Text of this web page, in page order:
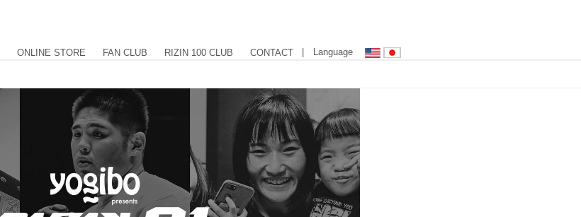
ONLINE STORE FAN CLUB RIZIN 100 CLUB CONTACT | Language